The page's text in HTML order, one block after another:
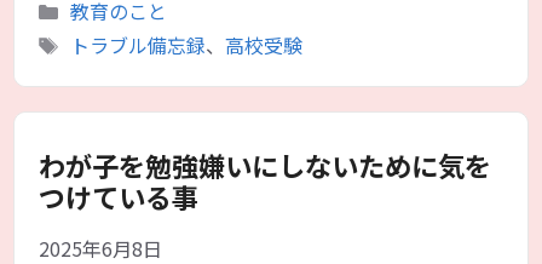
カ
テ
リ
教育のこと
タ
トラブル備忘録、 高校受験
わが子を勉強嫌いにしないために気を
つけている事
2025年6月8日